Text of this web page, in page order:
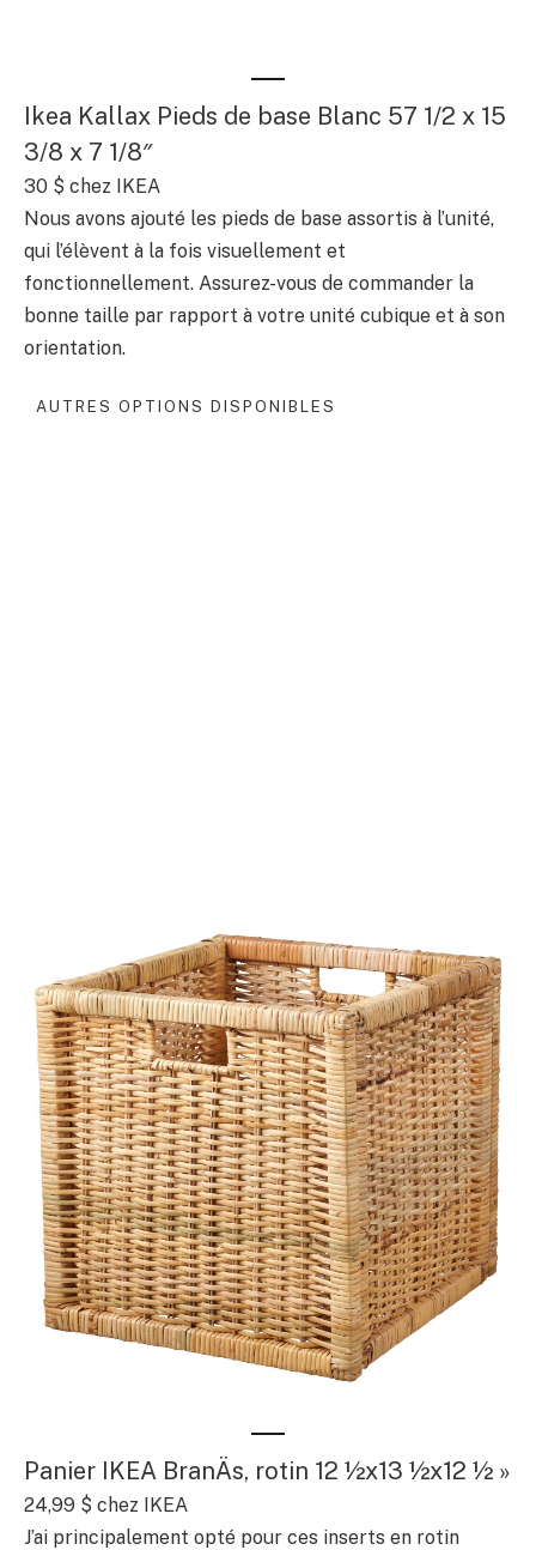
Ikea Kallax Pieds de base Blanc 57 1/2 x 15
3/8 x 7 1/8″
30 $ chez IKEA
Nous avons ajouté les pieds de base assortis à l’unité,
qui l’élèvent à la fois visuellement et
fonctionnellement. Assurez-vous de commander la
bonne taille par rapport à votre unité cubique et à son
orientation.
AUTRES OPTIONS DISPONIBLES
Panier IKEA BranÄs, rotin 12 ½x13 ½x12 ½ »
24,99 $ chez IKEA
J’ai principalement opté pour ces inserts en rotin